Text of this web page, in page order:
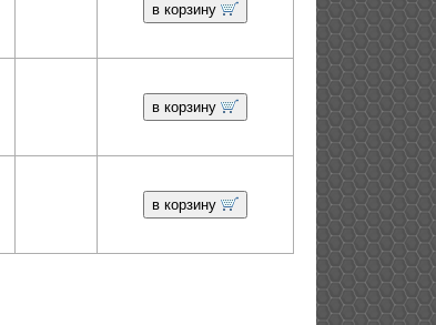
в корзину
в корзину
в корзину